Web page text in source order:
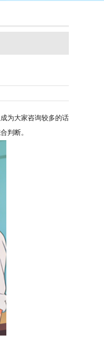
为大家咨询较多的话
判断。